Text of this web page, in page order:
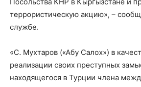
террористическую акцию», –
службе.
«С. Мухтаров («Абу Салох») в
реализации своих преступных
находящегося в Турции члена